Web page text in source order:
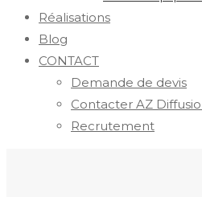
Réalisations
Blog
CONTACT
Demande de devis
Contacter AZ
Recrutement